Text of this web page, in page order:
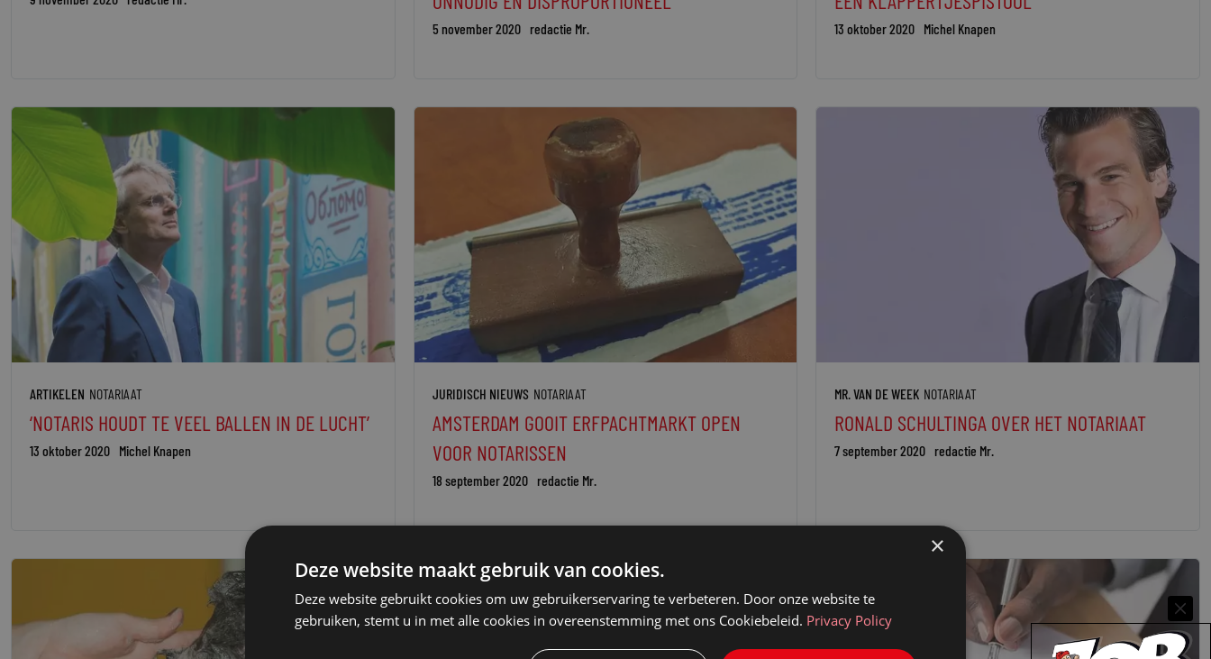
5 november 2020 redactie Mr. 13 oktober 2020 Michel Knapen
ARTIKELEN NOTARIAAT
‘NOTARIS HOUDT TE VEEL BALLEN IN DE LUCHT’
13 oktober 2020 Michel Knapen
JURIDISCH NIEUWS NOTARIAAT
AMSTERDAM GOOIT ERFPACHTMARKT OPEN
VOOR NOTARISSEN
18 september 2020 redactie Mr.
MR. VAN DE WEEK NOTARIAAT
RONALD SCHULTINGA OVER HET NOTARIAAT
7 september 2020 redactie Mr.
×
Deze website maakt gebruik van cookies.
Deze website gebruikt cookies om uw gebruikerservaring te verbeteren. Door onze website te
gebruiken, stemt u in met alle cookies in overeenstemming met ons Cookiebeleid. Privacy Policy